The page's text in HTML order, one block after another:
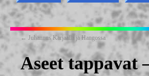
← Juhannus Karjaalla ja Hangossa
Aseet